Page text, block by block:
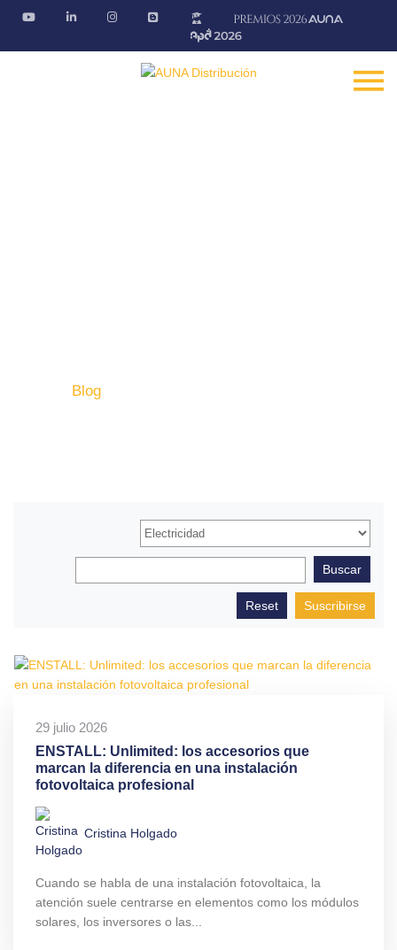
Blog
Suscribirse
29 julio 2026
ENSTALL: Unlimited: los accesorios que
marcan la diferencia en una instalación
fotovoltaica profesional
Cristina Holgado
Cuando se habla de una instalación fotovoltaica, la
atención suele centrarse en elementos como los módulos
solares, los inversores o las...